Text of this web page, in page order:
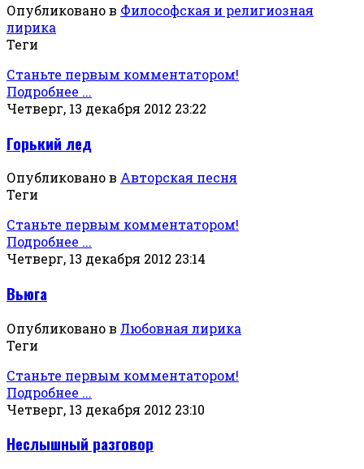
Опубликовано в Философская и религиозная
лирика
Теги
Станьте первым комментатором!
Подробнее ...
Четверг, 13 декабря 2012 23:22
Горький лед
Опубликовано в Авторская песня
Теги
Станьте первым комментатором!
Подробнее ...
Четверг, 13 декабря 2012 23:14
Вьюга
Опубликовано в Любовная лирика
Теги
Станьте первым комментатором!
Подробнее ...
Четверг, 13 декабря 2012 23:10
Неслышный разговор